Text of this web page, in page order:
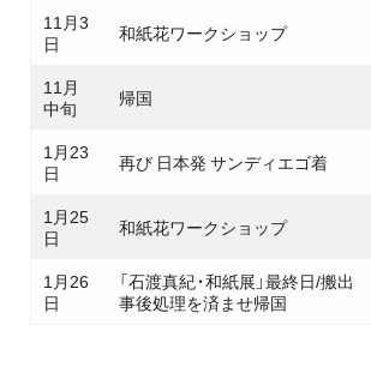
11月3
日
和紙花ワークショップ
11月
中旬
帰国
1月23
日
再び 日本発 サンディエゴ着
1月25
日
和紙花ワークショップ
1月26
日
「石渡真紀・和紙展」最終日/搬出
事後処理を済ませ帰国